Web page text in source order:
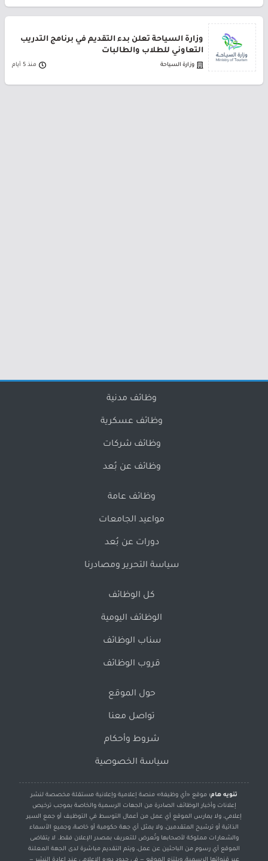
وزارة السياحة تعلن بدء التقديم في برنامج التدريب
التعاوني للطلاب والطالبات
وزارة السياحة منذ 5 أيام
وظائف مدنية
وظائف عسكرية
وظائف شركات
وظائف عن بُعد
وظائف عامة
مواعيد الجامعات
دورات عن بُعد
سياسة التحرير ومصادرنا
كل الوظائف
الوظائف اليومية
سناب الوظائف
قروب الوظائف
حول الموقع
تواصل معنا
شروط وأحكام
سياسة الخصوصية
تنويه هام: موقع «أي وظيفة» منصة إعلامية وإعلانية مستقلة مخصصة لنشر
إعلانات وأخبار الوظائف الصادرة من الجهات الرسمية والخاصة بموجب ترخيص
إعلامي، ولا يمارس الموقع أي عمل من أعمال التوسط في التوظيف أو جمع السير
الذاتية أو ترشيح المتقدمين، ولا يمثل أي جهة حكومية أو خاصة، وجميع الأسماء
والشعارات مملوكة لأصحابها وتُعرض للتعريف بمصدر الإعلان فقط. لا يتقاضى
الموقع أي رسوم من الباحثين عن عمل، ويتم التقديم مباشرة لدى الجهة المعلنة